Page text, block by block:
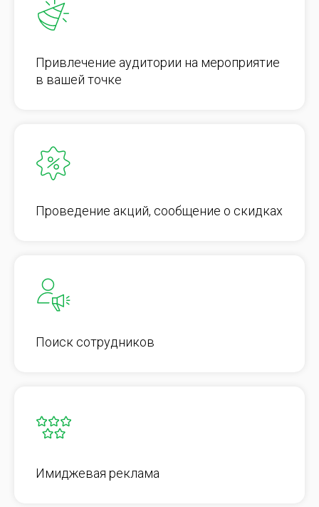
Привлечение аудитории на мероприятие
в вашей точке
Проведение акций, сообщение о скидках
Поиск сотрудников
Имиджевая реклама